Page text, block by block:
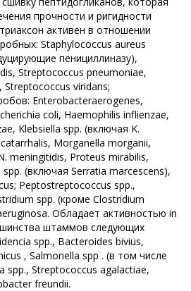
прочности и ригидности
активен в отношении
Staphylococcus aureus
пенициллиназу),
Streptococcus pneumoniae,
viridans;
Enterobacteraerogenes,
соli, Наеmорhilis infliеnzае,
Klеbsiеllа sрр. (включая K.
Моrganеllа mоrgаnii,
meningitidis, Рrоteus mirаbilis,
(включая Sеrrаtiа mаrсеsсеns),
Рерtоstrерtососсus sрр.,
sрр. (кроме Сlоstridium
Обладает активностью in
штаммов следующих
sрр., Васtеrоidеs bivius,
, Sаlmоnеllа sрр . (в том числе
sрр., Streptococcus agalactiae,
freundii.